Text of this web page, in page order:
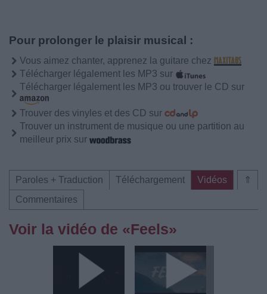
Pour prolonger le plaisir musical :
Vous aimez chanter, apprenez la guitare chez
Télécharger légalement les MP3 sur
Télécharger légalement les MP3 ou trouver le CD sur
Trouver des vinyles et des CD sur
Trouver un instrument de musique ou une partition au
meilleur prix sur
⇑
Paroles + Traduction Téléchargement
Vidéos
Commentaires
Voir la vidéo de «Feels»